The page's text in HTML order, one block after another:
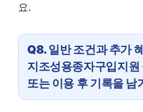
요.
Q8. 일반 조건과 추가
지조성용종자구입지원
또는 이용 후 기록을 남